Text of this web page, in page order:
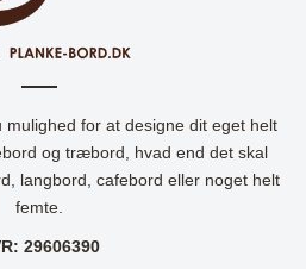
for at designe dit eget helt
og træbord, hvad end det skal
langbord, cafebord eller noget helt
femte.
29606390